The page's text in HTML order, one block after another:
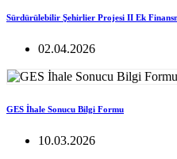
Sürdürülebilir Şehirlier Projesi II Ek
02.04.2026
GES İhale Sonucu Bilgi Formu
10.03.2026